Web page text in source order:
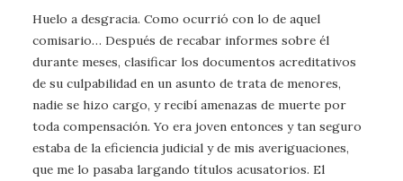
Huelo a desgracia. Como ocurrió con lo de aquel
comisario… Después de recabar informes sobre él
durante meses, clasificar los documentos acreditativos
de su culpabilidad en un asunto de trata de menores,
nadie se hizo cargo, y recibí amenazas de muerte por
toda compensación. Yo era joven entonces y tan seguro
estaba de la eficiencia judicial y de mis averiguaciones,
que me lo pasaba largando títulos acusatorios. El